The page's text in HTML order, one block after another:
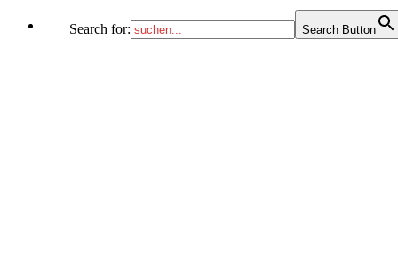
Search for: Search Button